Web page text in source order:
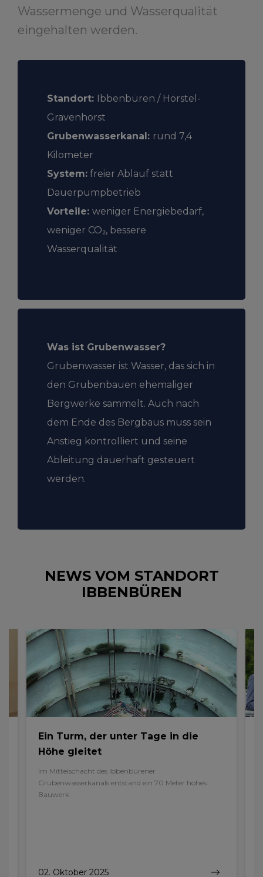
Wassermenge und Wasserqualität
eingehalten werden.
Standort: Ibbenbüren / Hörstel-
Gravenhorst
Grubenwasserkanal: rund 7,4
Kilometer
System: freier Ablauf statt
Dauerpumpbetrieb
Vorteile: weniger Energiebedarf,
weniger CO₂, bessere
Wasserqualität
Was ist Grubenwasser?
Grubenwasser ist Wasser, das sich in
den Grubenbauen ehemaliger
Bergwerke sammelt. Auch nach
dem Ende des Bergbaus muss sein
Anstieg kontrolliert und seine
Ableitung dauerhaft gesteuert
werden.
NEWS VOM STANDORT
IBBENBÜREN
Ein Turm, der unter Tage in die
Höhe gleitet
Im Mittelschacht des Ibbenbürener
Grubenwasserkanals entstand ein 70 Meter hohes
Bauwerk.
02. Oktober 2025